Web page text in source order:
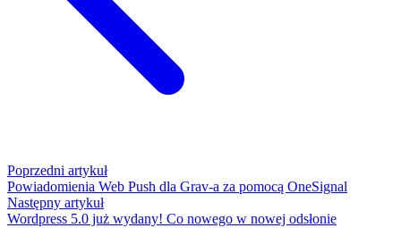
Poprzedni artykuł
Powiadomienia Web Push dla Grav-a za pomocą OneSignal
Następny artykuł
Wordpress 5.0 już wydany! Co nowego w nowej odsłonie